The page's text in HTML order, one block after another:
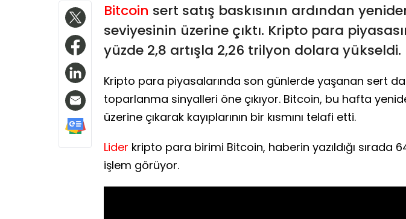
Bitcoin sert satış baskısının ardından
seviyesinin üzerine çıktı. Kripto para
yüzde 2,8 artışla 2,26 trilyon dolara yükseldi.
Kripto para piyasalarında son günlerde yaşanan sert
toparlanma sinyalleri öne çıkıyor. Bitcoin, bu hafta
üzerine çıkarak kayıplarının bir kısmını telafi etti.
Lider kripto para birimi Bitcoin, haberin yazıldığı sırada
işlem görüyor.